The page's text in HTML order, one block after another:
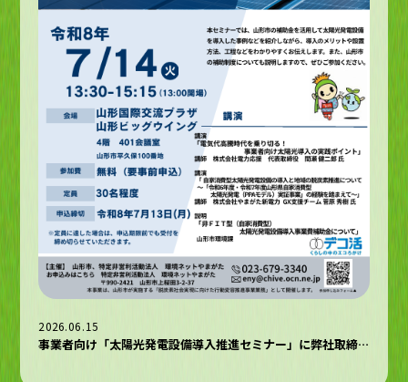
2026.06.15
事業者向け「太陽光発電設備導入推進セミナー」に弊社取締役の間瀬が登壇します。